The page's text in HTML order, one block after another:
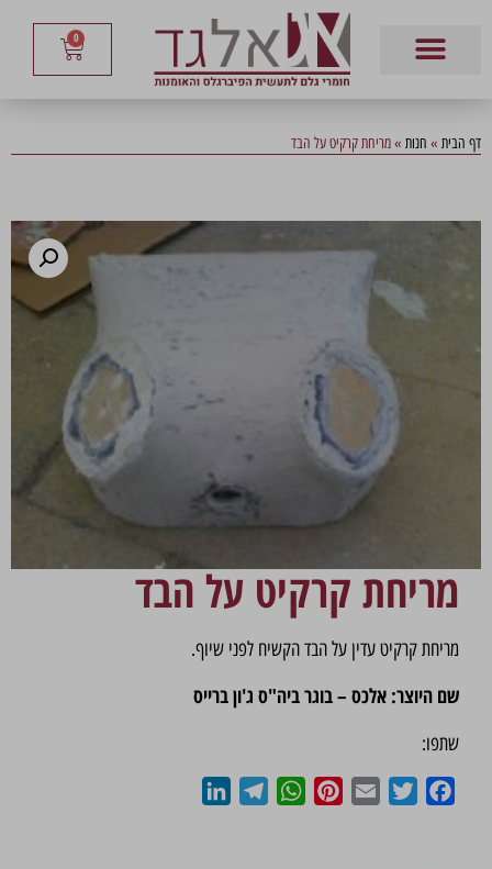
0
דף הבית » חנות »מריחת קרקיט על הבד
מריחת קרקיט על הבד
מריחת קרקיט עדין על הבד הקשיח לפני שיוף.
שם היוצר: אלכס – בוגר ביה"ס ג'ון ברייס
שתפו:
Facebook
Twitter
Email
Pinterest
WhatsApp
Telegram